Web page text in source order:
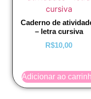
Caderno de
– letra cursiva
R$10,00
Adicionar ao